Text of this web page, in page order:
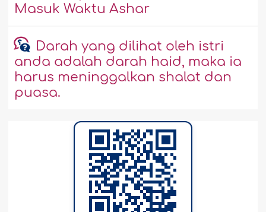
Masuk Waktu Ashar
Darah yang dilihat oleh istri
anda adalah darah haid, maka ia
harus meninggalkan shalat dan
puasa.